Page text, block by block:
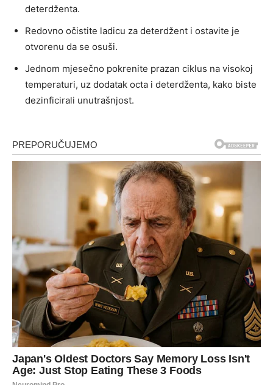
deterdženta.
Redovno očistite ladicu za deterdžent i ostavite je
otvorenu da se osuši.
Jednom mjesečno pokrenite prazan ciklus na visokoj
temperaturi, uz dodatak octa i deterdženta, kako biste
dezinficirali unutrašnjost.